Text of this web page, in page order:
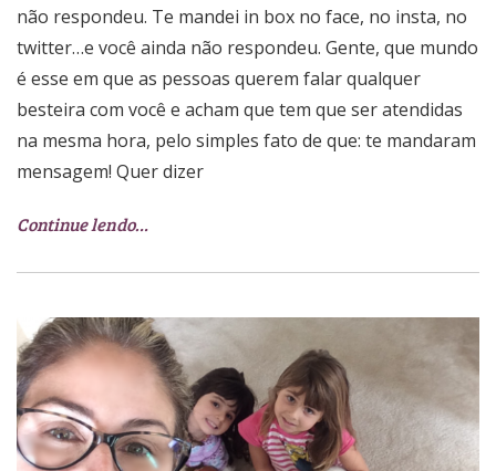
não respondeu. Te mandei in box no face, no insta, no
twitter…e você ainda não respondeu. Gente, que mundo
é esse em que as pessoas querem falar qualquer
besteira com você e acham que tem que ser atendidas
na mesma hora, pelo simples fato de que: te mandaram
mensagem! Quer dizer
Continue lendo…